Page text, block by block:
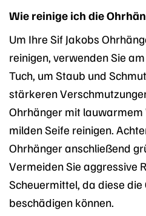
Wie reinige ich die
Um Ihre Sif Jakobs
reinigen, verwenden Sie
Tuch, um Staub und
stärkeren
Ohrhänger mit lauwarmem
milden Seife reinigen.
Ohrhänger anschließend
Vermeiden Sie aggressive
Scheuermittel, da diese die
beschädigen können.